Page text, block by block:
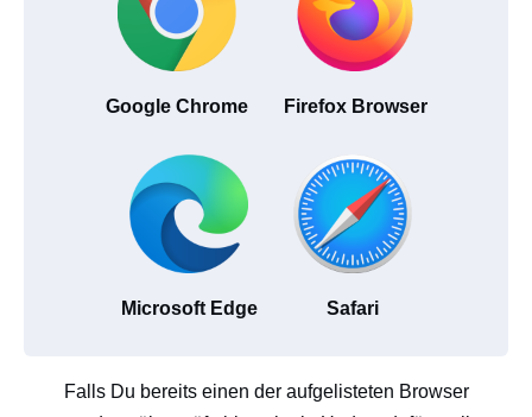
Google Chrome Firefox Browser
Microsoft Edge Safari
Falls Du bereits einen der aufgelisteten Browser